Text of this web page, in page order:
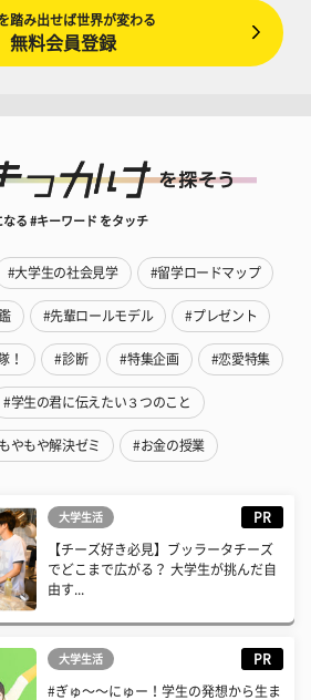
踏み出せば世界が変わる
無料会員登録
なる #キーワード をタッチ
#大学生の社会見学 #留学ロードマップ
#先輩ロールモデル #プレゼント
！ #診断 #特集企画 #恋愛特集
#学生の君に伝えたい３つのこと
やもや解決ゼミ #お金の授業
大学生活 PR
【チーズ好き必見】ブッラータチーズ
でどこまで広がる？ 大学生が挑んだ自
由す...
大学生活 PR
#ぎゅ〜〜にゅー！学生の発想から生ま